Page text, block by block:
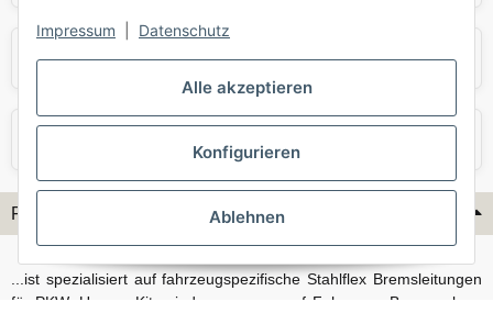
Alle akzeptieren
Konfigurieren
Ablehnen
Impressum Datenschutz
Skoda Smart
Flex-Hydraulik...
...ist spezialisiert auf fahrzeugspezifische Stahlflex Bremsleitungen
für PKW. Unsere Kits sind passgenau auf Fahrzeug, Bremsanlage